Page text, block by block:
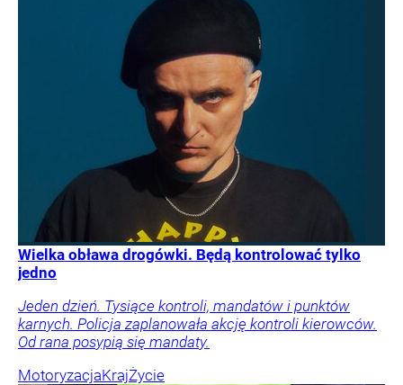
Wielka obława drogówki. Będą kontrolować tylko
jedno
Jeden dzień. Tysiące kontroli, mandatów i punktów
karnych. Policja zaplanowała akcję kontroli kierowców.
Od rana posypią się mandaty.
MotoryzacjaKrajŻycie